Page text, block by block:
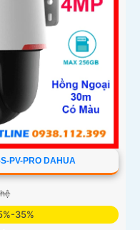
PV-PRO DAHUA
35%